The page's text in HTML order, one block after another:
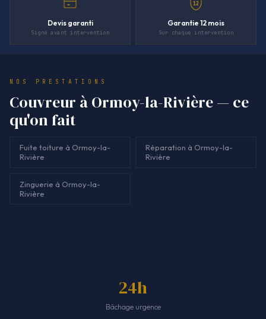
Devis garanti
Signé avant intervention
12
Garantie 12 mois
Sur chaque intervention
NOS PRESTATIONS
Couvreur à Ormoy-la-Rivière — ce
qu'on fait
Fuite toiture à Ormoy-la-
Rivière
Réparation à Ormoy-la-
Rivière
Zinguerie à Ormoy-la-
Rivière
24h
Bâchage urgence